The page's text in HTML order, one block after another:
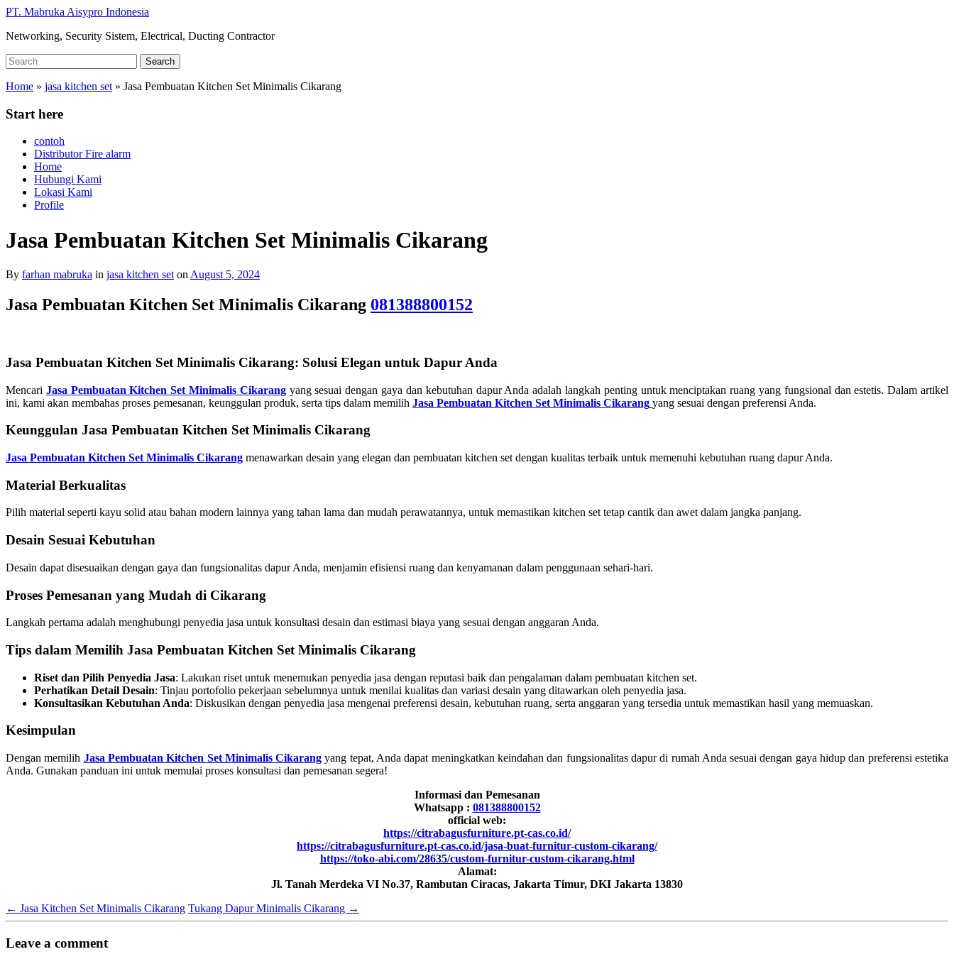
Skip
main
PT. Mabruka Aisypro Indonesia
Networking, Security Sistem, Electrical, Ducting Contractor
Search
for:
Search
Home » jasa kitchen set » Jasa Pembuatan Kitchen Set Minimalis Cikarang
Start here
contoh
Distributor Fire alarm
Home
Hubungi Kami
Lokasi Kami
Profile
Jasa Pembuatan Kitchen Set Minimalis Cikarang
By farhan mabruka in jasa kitchen set on August 5, 2024
Jasa Pembuatan Kitchen Set Minimalis Cikarang 081388800152
Jasa Pembuatan Kitchen Set Minimalis Cikarang: Solusi Elegan untuk Dapur Anda
Mencari Jasa Pembuatan Kitchen Set Minimalis Cikarangyang sesuai dengan gaya dan kebutuhan dapur Anda adalah langkah penting untuk menciptakan ruang yang fungsional dan estetis. Dalam artikel
ini, kami akan membahas proses pemesanan, keunggulan produk, serta tips dalam memilih Jasa Pembuatan Kitchen Set Minimalis Cikarang yang sesuai dengan preferensi Anda.
Keunggulan Jasa Pembuatan Kitchen Set Minimalis Cikarang
Jasa Pembuatan Kitchen Set Minimalis Cikarang menawarkan desain yang elegan dan pembuatan kitchen set dengan kualitas terbaik untuk memenuhi kebutuhan ruang dapur Anda.
Material Berkualitas
Pilih material seperti kayu solid atau bahan modern lainnya yang tahan lama dan mudah perawatannya, untuk memastikan kitchen set tetap cantik dan awet dalam jangka panjang.
Desain Sesuai Kebutuhan
Desain dapat disesuaikan dengan gaya dan fungsionalitas dapur Anda, menjamin efisiensi ruang dan kenyamanan dalam penggunaan sehari-hari.
Proses Pemesanan yang Mudah di Cikarang
Langkah pertama adalah menghubungi penyedia jasa untuk konsultasi desain dan estimasi biaya yang sesuai dengan anggaran Anda.
Tips dalam Memilih Jasa Pembuatan Kitchen Set Minimalis Cikarang
Riset dan Pilih Penyedia Jasa: Lakukan riset untuk menemukan penyedia jasa dengan reputasi baik dan pengalaman dalam pembuatan kitchen set.
Perhatikan Detail Desain: Tinjau portofolio pekerjaan sebelumnya untuk menilai kualitas dan variasi desain yang ditawarkan oleh penyedia jasa.
Konsultasikan Kebutuhan Anda: Diskusikan dengan penyedia jasa mengenai preferensi desain, kebutuhan ruang, serta anggaran yang tersedia untuk memastikan hasil yang memuaskan.
Kesimpulan
Dengan memilih Jasa Pembuatan Kitchen Set Minimalis Cikarang yang tepat, Anda dapat meningkatkan keindahan dan fungsionalitas dapur di rumah Anda sesuai dengan gaya hidup dan preferensi estetika
Anda. Gunakan panduan ini untuk memulai proses konsultasi dan pemesanan segera!
Informasi dan Pemesanan
Whatsapp : 081388800152
official web:
https://citrabagusfurniture.pt-cas.co.id/
https://citrabagusfurniture.pt-cas.co.id/jasa-buat-furnitur-custom-cikarang/
https://toko-abi.com/28635/custom-furnitur-custom-cikarang.html
Alamat:
Jl. Tanah Merdeka VI No.37, Rambutan Ciracas, Jakarta Timur, DKI Jakarta 13830
← Jasa Kitchen Set Minimalis Cikarang Tukang Dapur Minimalis Cikarang →
Leave a comment